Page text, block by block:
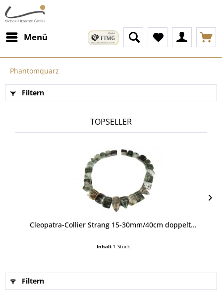
Menü
Phantomquarz
Filtern
TOPSELLER
Cleopatra-Collier Strang 15-30mm/40cm doppelt...
Inhalt 1 Stück
Filtern